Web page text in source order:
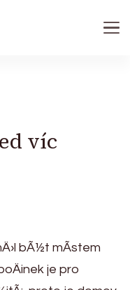
víc
bÃ½t mÃ­stem
je pro